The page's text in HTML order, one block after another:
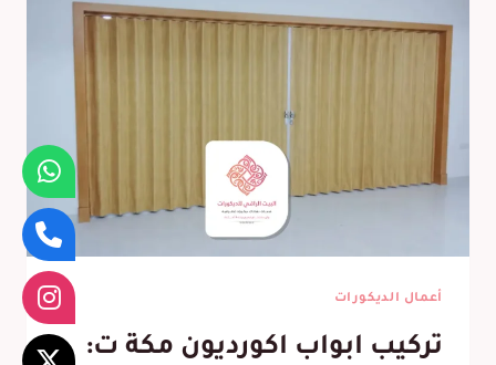
أعمال الديكورات
تركيب ابواب اكورديون مكة ت: